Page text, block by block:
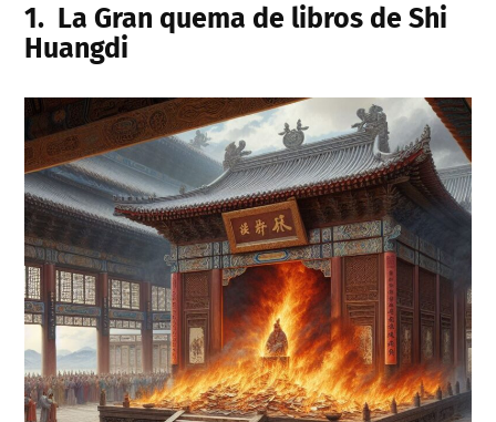
1. La Gran quema de libros de Shi
Huangdi